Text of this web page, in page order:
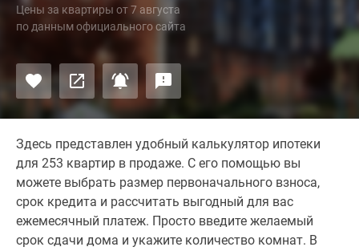
Цены за квартиры от7 августа
по данным официального сайта
Здесь представлен удобный калькулятор ипотеки
для 253 квартир в продаже. С его помощью вы
можете выбрать размер первоначального взноса,
срок кредита и рассчитать выгодный для вас
ежемесячный платеж. Просто введите желаемый
срок сдачи дома и укажите количество комнат. В